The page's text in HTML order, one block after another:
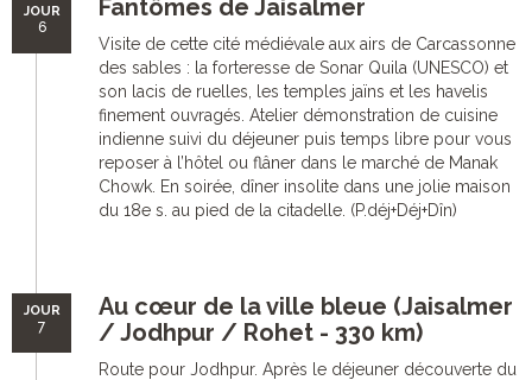
JOUR
6
Fantômes de Jaisalmer
Visite de cette cité médiévale aux airs de Carcassonne
des sables : la forteresse de Sonar Quila (UNESCO) et
son lacis de ruelles, les temples jaïns et les havelis
finement ouvragés. Atelier démonstration de cuisine
indienne suivi du déjeuner puis temps libre pour vous
reposer à l’hôtel ou flâner dans le marché de Manak
Chowk. En soirée, dîner insolite dans une jolie maison
du 18e s. au pied de la citadelle. (P.déj+Déj+Dîn)
JOUR
7
Au cœur de la ville bleue (Jaisalmer
/ Jodhpur / Rohet - 330 km)
Route pour Jodhpur. Après le déjeuner découverte du